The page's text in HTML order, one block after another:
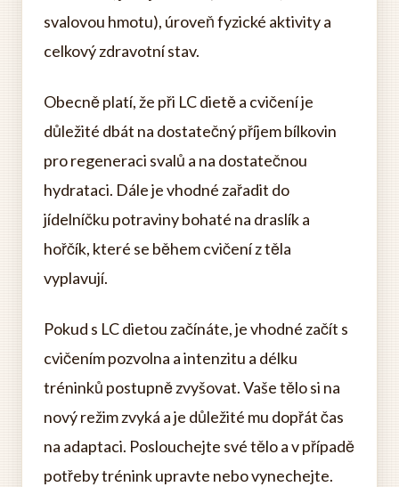
svalovou hmotu), úroveň fyzické aktivity a
celkový zdravotní stav.
Obecně platí, že při LC dietě a cvičení je
důležité dbát na dostatečný příjem bílkovin
pro regeneraci svalů a na dostatečnou
hydrataci. Dále je vhodné zařadit do
jídelníčku potraviny bohaté na draslík a
hořčík, které se během cvičení z těla
vyplavují.
Pokud s LC dietou začínáte, je vhodné začít s
cvičením pozvolna a intenzitu a délku
tréninků postupně zvyšovat. Vaše tělo si na
nový režim zvyká a je důležité mu dopřát čas
na adaptaci. Poslouchejte své tělo a v případě
potřeby trénink upravte nebo vynechejte.